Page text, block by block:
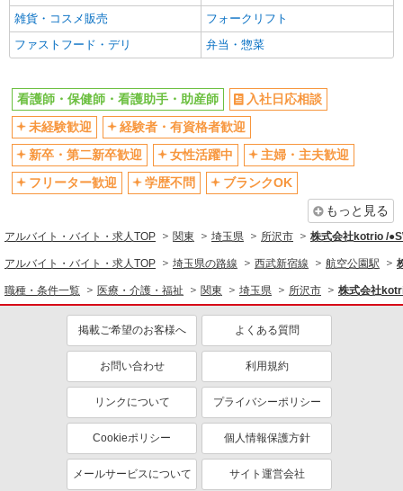
フルタイム歓迎
禁煙・分煙
駅直結・駅チカ
車通勤OK
残業少なめ（月20h未満）
交通費支給
社会保険あり
産休・育休取得実績あり
退職金・財形貯蓄制度あり
各種手当（家族・役職・インセン
ティブなど）あり
制服貸与
研修制度あり
同じ職種から求人を探す
看護師・保健師・看護助手・助産師
同じ特徴から求人を探す
ミドル（40代～）活躍中
ボーナス・賞与あり
交通費支給
社会保険あり
産休・育休取得実績あり
雑貨・コスメ販売
フォークリフト
ファストフード・デリ
弁当・惣菜
看護師・保健師・看護助手・助産師
入社日応相談
未経験歓迎
経験者・有資格者歓迎
新卒・第二新卒歓迎
女性活躍中
主婦・主夫歓迎
フリーター歓迎
学歴不問
ブランクOK
もっと見る
アルバイト・バイト・求人TOP 関東 埼玉県 所沢市 株式会社kotrio /
アルバイト・バイト・求人TOP 埼玉県の路線 西武新宿線 航空公園駅
職種・条件一覧 医療・介護・福祉 関東 埼玉県 所沢市 株式会社
掲載ご希望のお客様へ よくある質問
お問い合わせ 利用規約
リンクについて プライバシーポリシー
Cookieポリシー 個人情報保護方針
メールサービスについて サイト運営会社